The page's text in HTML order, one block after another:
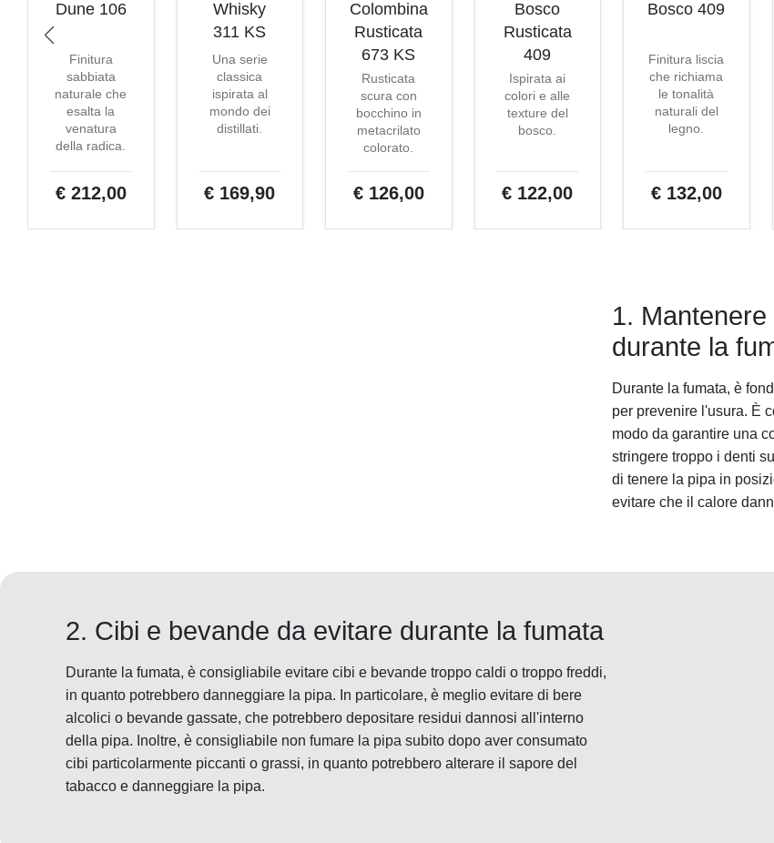
Dune 106
Finitura
sabbiata
naturale che
esalta la
venatura
della radica.
€ 212,00
Whisky
311 KS
Una serie
classica
ispirata al
mondo dei
distillati.
€ 169,90
Colombina
Rusticata
673 KS
Rusticata
scura con
bocchino in
metacrilato
colorato.
€ 126,00
Bosco
Rusticata
409
Ispirata ai
colori e alle
texture del
bosco.
€ 122,00
Bosco 409
Finitura liscia
che richiama
le tonalità
naturali del
legno.
€ 132,00
1.
durante la
Durante la fumata, è
per prevenire l'usura. È
modo da garantire una
stringere troppo i denti
di tenere la pipa in
evitare che il calore
2. Cibi e bevande da evitare durante la fumata
Durante la fumata, è consigliabile evitare cibi e bevande troppo caldi o troppo freddi,
in quanto potrebbero danneggiare la pipa. In particolare, è meglio evitare di bere
alcolici o bevande gassate, che potrebbero depositare residui dannosi all'interno
della pipa. Inoltre, è consigliabile non fumare la pipa subito dopo aver consumato
cibi particolarmente piccanti o grassi, in quanto potrebbero alterare il sapore del
tabacco e danneggiare la pipa.